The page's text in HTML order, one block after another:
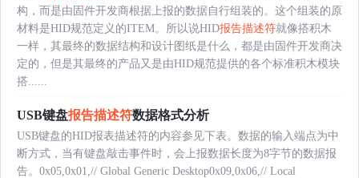
构，而是由固件开发商根据上报的数据自行组装的。这个组装的原
材料是HID规范定义的ITEM。所以说HID报告描述符就像搭积木
一样，其最终的数据结构和设计图纸是什么，都是由固件开发商决
定的，但是其最终的产品又是由HID规范提供的各个标准积木模块
搭......
USB键盘报告描述符数据格式分析
USB键盘的HID报表描述符的内容参见下表。数据的输入端点为中
断方式，当有键盘敲击事件时，会上报数据长度为8字节的数据报
告。0x05,0x01,// Global Generic Desktop0x09,0x06,// Local